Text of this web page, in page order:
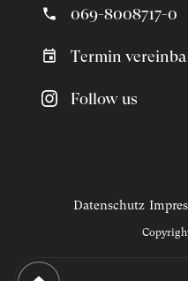
069-8008717-0
Termin
Follow us
Datenschutz